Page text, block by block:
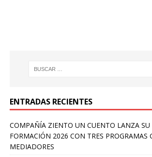
ENTRADAS RECIENTES
COMPAÑÍA ZIENTO UN CUENTO LANZA
FORMACIÓN 2026 CON TRES PROGRAMAS
MEDIADORES